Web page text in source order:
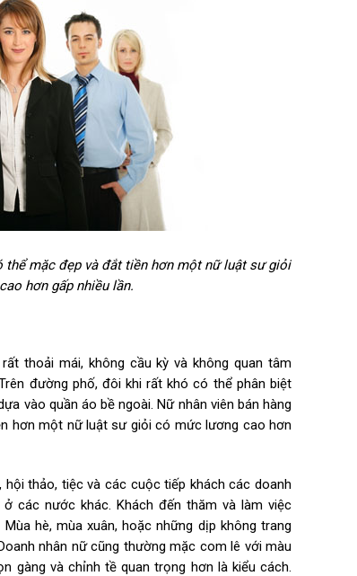
thể mặc đẹp và đắt tiền hơn một nữ luật sư giỏi
hơn gấp nhiều lần.
thoải mái, không cầu kỳ và không quan tâm
đường phố, đôi khi rất khó có thể phân biệt
vào quần áo bề ngoài. Nữ nhân viên bán hàng
hơn một nữ luật sư giỏi có mức lương cao hơn
thảo, tiệc và các cuộc tiếp khách các doanh
các nước khác. Khách đến thăm và làm việc
hè, mùa xuân, hoặc những dịp không trang
nhân nữ cũng thường mặc com lê với màu
gàng và chỉnh tề quan trọng hơn là kiểu cách.